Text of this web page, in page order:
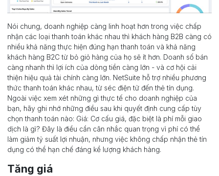
Nói chung, doanh nghiệp càng linh hoạt hơn trong việc chấp
nhận các loại thanh toán khác nhau thì khách hàng B2B càng có
nhiều khả năng thực hiện đúng hạn thanh toán và khả năng
khách hàng B2C từ bỏ giỏ hàng của họ sẽ ít hơn. Doanh số bán
càng nhanh thì lợi ích của dòng tiền càng lớn - và cơ hội cải
thiện hiệu quả tài chính càng lớn. NetSuite hỗ trợ nhiều phương
thức thanh toán khác nhau, từ séc điện tử đến thẻ tín dụng.
Ngoài việc xem xét những gì thực tế cho doanh nghiệp của
bạn, hãy ghi nhớ những điều sau khi quyết định cung cấp tùy
chọn thanh toán nào: Giá: Cơ cấu giá, đặc biệt là phí mỗi giao
dịch là gì? Đây là điều cần cân nhắc quan trọng vì phí có thể
làm giảm tỷ suất lợi nhuận, nhưng việc không chấp nhận thẻ tín
dụng có thể hạn chế đáng kể lượng khách hàng.
Tăng giá